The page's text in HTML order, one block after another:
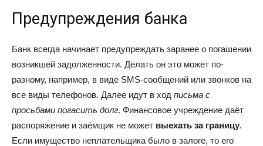
Предупреждения банка
Банк всегда начинает предупреждать заранее о погашении
возникшей задолженности. Делать он это может по-
разному, например, в виде SMS-сообщений или звонков на
все виды телефонов. Далее идут в ход письма с
просьбами погасить долг. Финансовое учреждение даёт
распоряжение и заёмщик не может выехать за границу.
Если имущество неплательщика было в залоге, то его